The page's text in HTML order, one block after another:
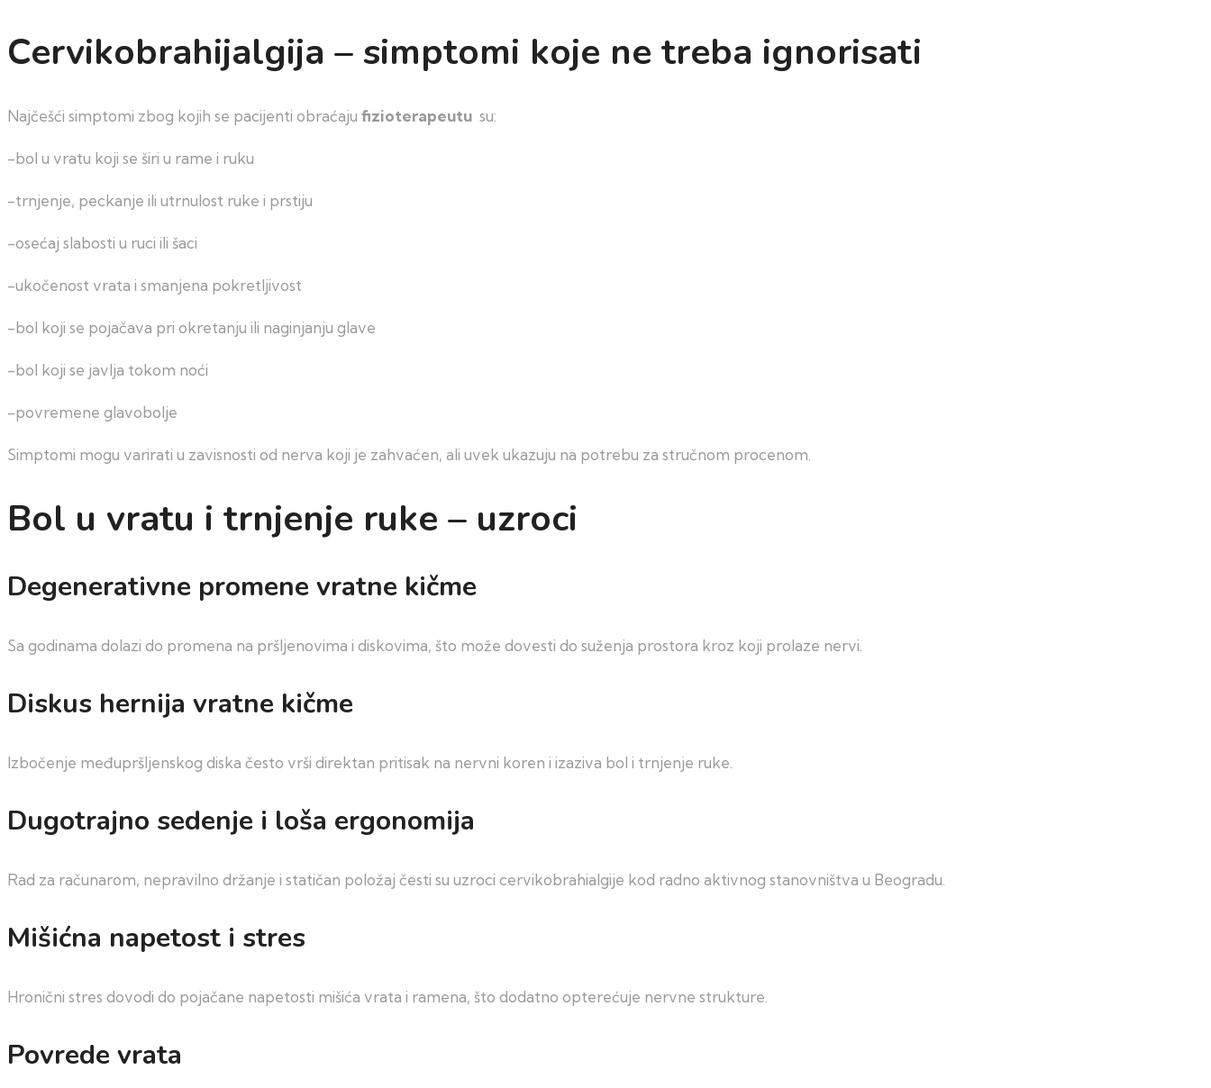
Cervikobrahijalgija – simptomi koje ne treba ignorisati
Najčešći simptomi zbog kojih se pacijenti obraćaju fizioterapeutu su:
-bol u vratu koji se širi u rame i ruku
-trnjenje, peckanje ili utrnulost ruke i prstiju
-osećaj slabosti u ruci ili šaci
-ukočenost vrata i smanjena pokretljivost
-bol koji se pojačava pri okretanju ili naginjanju glave
-bol koji se javlja tokom noći
-povremene glavobolje
Simptomi mogu varirati u zavisnosti od nerva koji je zahvaćen, ali uvek ukazuju na potrebu za stručnom procenom.
Bol u vratu i trnjenje ruke – uzroci
Degenerativne promene vratne kičme
Sa godinama dolazi do promena na pršljenovima i diskovima, što može dovesti do suženja prostora kroz koji prolaze nervi.
Diskus hernija vratne kičme
Izbočenje međupršljenskog diska često vrši direktan pritisak na nervni koren i izaziva bol i trnjenje ruke.
Dugotrajno sedenje i loša ergonomija
Rad za računarom, nepravilno držanje i statičan položaj česti su uzroci cervikobrahialgije kod radno aktivnog stanovništva u Beogradu.
Mišićna napetost i stres
Hronični stres dovodi do pojačane napetosti mišića vrata i ramena, što dodatno opterećuje nervne strukture.
Povrede vrata